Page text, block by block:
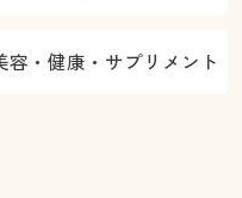
容・健康・サプリメント